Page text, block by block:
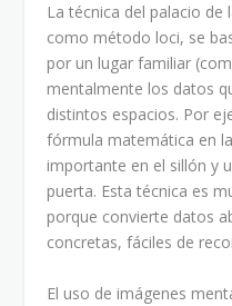
La técnica del palacio
como método loci, se
por un lugar familiar
mentalmente los datos
distintos espacios. Por
fórmula matemática en
importante en el sillón y
puerta. Esta técnica es
porque convierte datos
concretas, fáciles de
El uso de imágenes